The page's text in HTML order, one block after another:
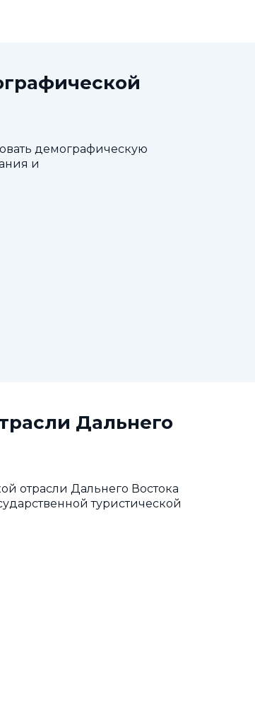
демографическую
и
Дальнего
отрасли Дальнего Востока
туристической